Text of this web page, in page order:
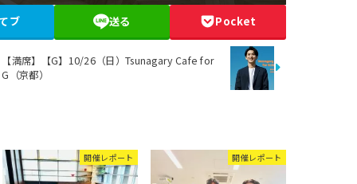
ブ 送る Pocket
【満席】【G】10/26（日）Tsunagary Cafe for
G（京都）
開催レポート 開催レポート